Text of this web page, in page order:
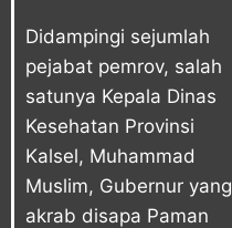
Didampingi sejumlah
pejabat pemrov, salah
satunya Kepala Dinas
Kesehatan Provinsi
Kalsel, Muhammad
Muslim, Gubernur yang
akrab disapa Paman